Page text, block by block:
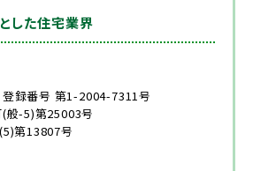
した住宅業界
登録番号 第1-2004-7311号
(般-5)第25003号
第13807号